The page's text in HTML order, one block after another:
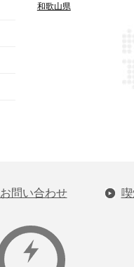
和歌山県
お問い合わせ